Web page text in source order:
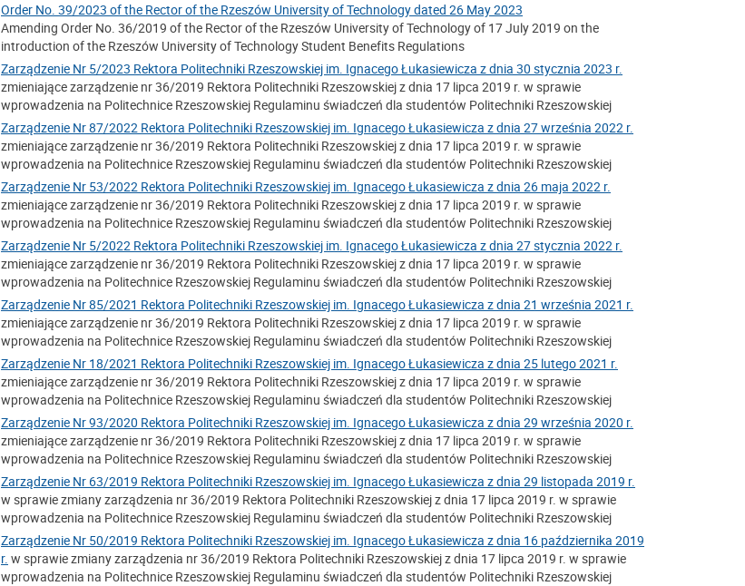
Order No. 39/2023 of the Rector of the Rzeszów University of Technology dated 26 May 2023
Amending Order No. 36/2019 of the Rector of the Rzeszów University of Technology of 17 July 2019 on the
introduction of the Rzeszów University of Technology Student Benefits Regulations
Zarządzenie Nr 5/2023 Rektora Politechniki Rzeszowskiej im. Ignacego Łukasiewicza z dnia 30 stycznia 2023 r.
zmieniające zarządzenie nr 36/2019 Rektora Politechniki Rzeszowskiej z dnia 17 lipca 2019 r. w sprawie
wprowadzenia na Politechnice Rzeszowskiej Regulaminu świadczeń dla studentów Politechniki Rzeszowskiej
Zarządzenie Nr 87/2022 Rektora Politechniki Rzeszowskiej im. Ignacego Łukasiewicza z dnia 27 września 2022 r.
zmieniające zarządzenie nr 36/2019 Rektora Politechniki Rzeszowskiej z dnia 17 lipca 2019 r. w sprawie
wprowadzenia na Politechnice Rzeszowskiej Regulaminu świadczeń dla studentów Politechniki Rzeszowskiej
Zarządzenie Nr 53/2022 Rektora Politechniki Rzeszowskiej im. Ignacego Łukasiewicza z dnia 26 maja 2022 r.
zmieniające zarządzenie nr 36/2019 Rektora Politechniki Rzeszowskiej z dnia 17 lipca 2019 r. w sprawie
wprowadzenia na Politechnice Rzeszowskiej Regulaminu świadczeń dla studentów Politechniki Rzeszowskiej
Zarządzenie Nr 5/2022 Rektora Politechniki Rzeszowskiej im. Ignacego Łukasiewicza z dnia 27 stycznia 2022 r.
zmieniające zarządzenie nr 36/2019 Rektora Politechniki Rzeszowskiej z dnia 17 lipca 2019 r. w sprawie
wprowadzenia na Politechnice Rzeszowskiej Regulaminu świadczeń dla studentów Politechniki Rzeszowskiej
Zarządzenie Nr 85/2021 Rektora Politechniki Rzeszowskiej im. Ignacego Łukasiewicza z dnia 21 września 2021 r.
zmieniające zarządzenie nr 36/2019 Rektora Politechniki Rzeszowskiej z dnia 17 lipca 2019 r. w sprawie
wprowadzenia na Politechnice Rzeszowskiej Regulaminu świadczeń dla studentów Politechniki Rzeszowskiej
Zarządzenie Nr 18/2021 Rektora Politechniki Rzeszowskiej im. Ignacego Łukasiewicza z dnia 25 lutego 2021 r.
zmieniające zarządzenie nr 36/2019 Rektora Politechniki Rzeszowskiej z dnia 17 lipca 2019 r. w sprawie
wprowadzenia na Politechnice Rzeszowskiej Regulaminu świadczeń dla studentów Politechniki Rzeszowskiej
Zarządzenie Nr 93/2020 Rektora Politechniki Rzeszowskiej im. Ignacego Łukasiewicza z dnia 29 września 2020 r.
zmieniające zarządzenie nr 36/2019 Rektora Politechniki Rzeszowskiej z dnia 17 lipca 2019 r. w sprawie
wprowadzenia na Politechnice Rzeszowskiej Regulaminu świadczeń dla studentów Politechniki Rzeszowskiej
Zarządzenie Nr 63/2019 Rektora Politechniki Rzeszowskiej im. Ignacego Łukasiewicza z dnia 29 listopada 2019 r.
w sprawie zmiany zarządzenia nr 36/2019 Rektora Politechniki Rzeszowskiej z dnia 17 lipca 2019 r. w sprawie
wprowadzenia na Politechnice Rzeszowskiej Regulaminu świadczeń dla studentów Politechniki Rzeszowskiej
Zarządzenie Nr 50/2019 Rektora Politechniki Rzeszowskiej im. Ignacego Łukasiewicza z dnia 16 października 2019
r. w sprawie zmiany zarządzenia nr 36/2019 Rektora Politechniki Rzeszowskiej z dnia 17 lipca 2019 r. w sprawie
wprowadzenia na Politechnice Rzeszowskiej Regulaminu świadczeń dla studentów Politechniki Rzeszowskiej